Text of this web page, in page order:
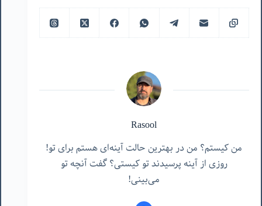
Rasool
من کیستم؟ من در بهترین حالت آینه‌ای هستم برای تو!
روزی از آینه پرسیدند تو کیستی؟ گفت آنچه تو
می‌بینی!